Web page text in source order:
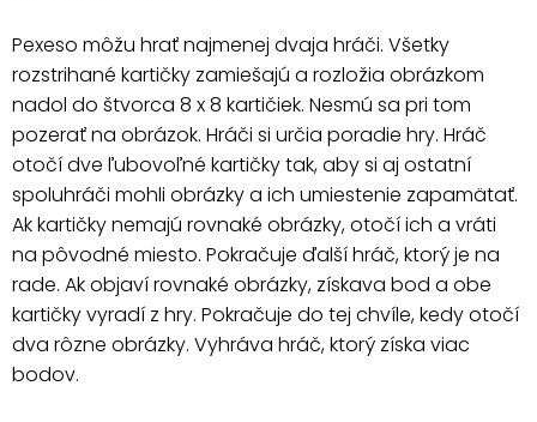
Pexeso môžu hrať najmenej dvaja hráči. Všetky
rozstrihané kartičky zamiešajú a rozložia obrázkom
nadol do štvorca 8 x 8 kartičiek. Nesmú sa pri tom
pozerať na obrázok. Hráči si určia poradie hry. Hráč
otočí dve ľubovoľné kartičky tak, aby si aj ostatní
spoluhráči mohli obrázky a ich umiestenie zapamätať.
Ak kartičky nemajú rovnaké obrázky, otočí ich a vráti
na pôvodné miesto. Pokračuje ďalší hráč, ktorý je na
rade. Ak objaví rovnaké obrázky, získava bod a obe
kartičky vyradí z hry. Pokračuje do tej chvíle, kedy otočí
dva rôzne obrázky. Vyhráva hráč, ktorý získa viac
bodov.